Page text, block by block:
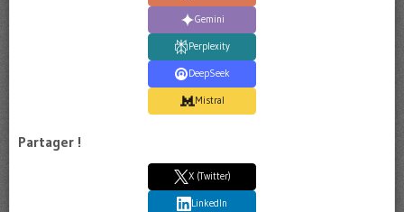
Gemini
Perplexity
DeepSeek
Mistral
Partager !
X (Twitter)
LinkedIn